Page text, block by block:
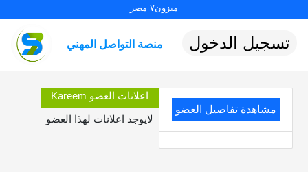
ميزون٧ مصر
منصة التواصل المهني تسجيل الدخول
مشاهدة تفاصيل العضو
اعلانات العضو Kareem
لايوجد اعلانات لهذا العضو